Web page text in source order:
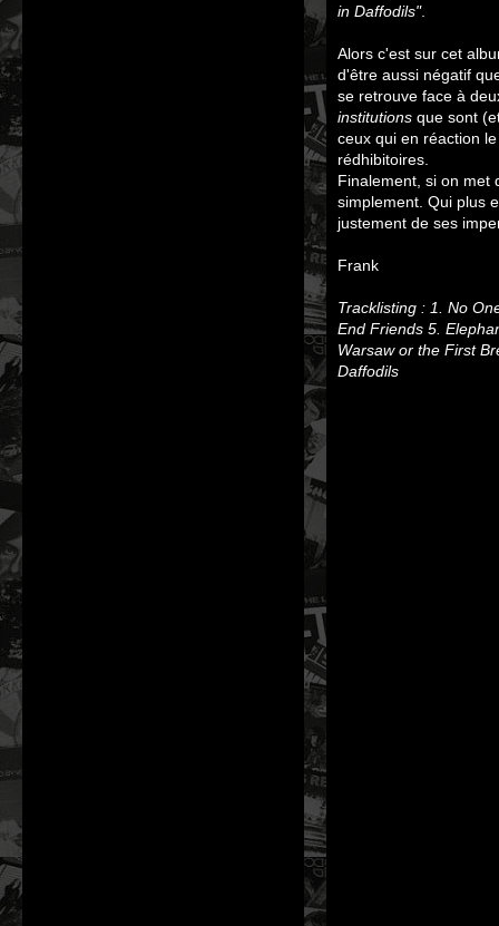
in Daffodils".
Alors c'est sur cet
d'être aussi négatif
se retrouve face à
institutions que sont
ceux qui en réaction
rédhibitoires.
Finalement, si on met
simplement. Qui plus
justement de ses
Frank
Tracklisting : 1. No
End Friends 5.
Warsaw or the First
Daffodils